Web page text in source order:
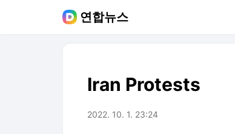
연합뉴스
Iran Protests
2022. 10. 1. 23:24